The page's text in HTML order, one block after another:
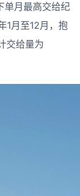
单月最高交给纪
1月至12月，抱
交给量为